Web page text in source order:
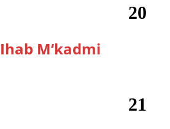
20
Ihab M‘kadmi
21